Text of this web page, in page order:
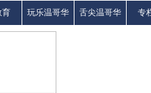
育 玩乐温哥华 舌尖温哥华 专